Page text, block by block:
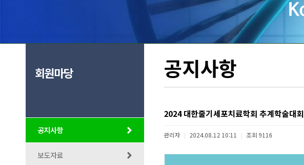
줄기세포연구회
회원마당
공지사항
보도자료
공지사항
2024 대한줄기세포치료학회 추계학술대회
관리자 | 2024.08.12 10:11 | 조회 9116